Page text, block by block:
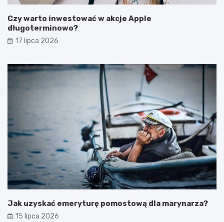
Czy warto inwestować w akcje Apple
długoterminowo?
17 lipca 2026
Jak uzyskać emeryturę pomostową dla marynarza?
15 lipca 2026